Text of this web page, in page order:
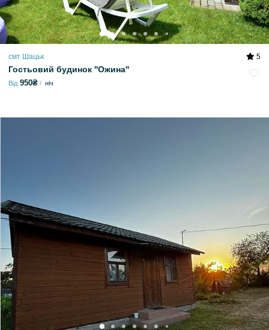
смт Шацьк 5
Гостьовий будинок ''Ожина''
Від 950₴ ніч